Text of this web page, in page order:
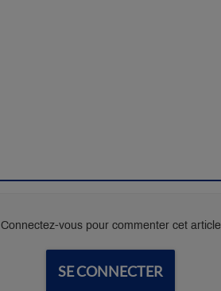
Connectez-vous pour commenter cet article
SE CONNECTER